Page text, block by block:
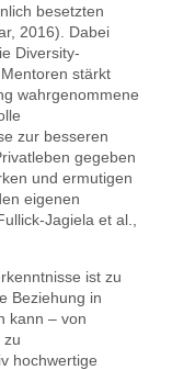
besetzten
2016). Dabei
Diversity-
stärkt
wahrgenommene
zur besseren
gegeben
und ermutigen
eigenen
Jagiela et al.,
ist zu
Beziehung in
kann – von
zu
hochwertige